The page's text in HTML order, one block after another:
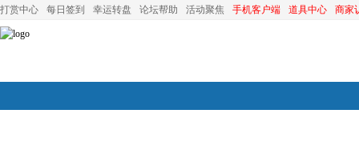
打赏中心 每日签到 幸运转盘 论坛帮助 活动聚焦 手机客户端 道具中心 商家